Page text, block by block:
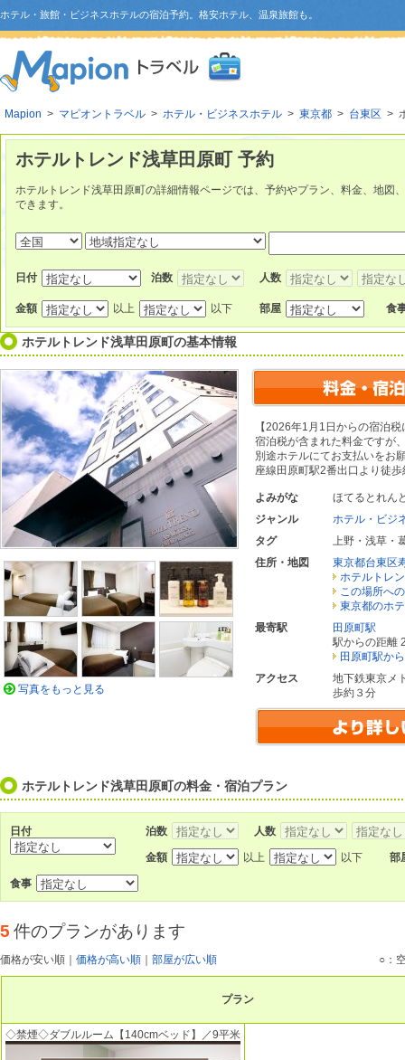
ホテル・旅館・ビジネスホテルの宿泊予約。格安ホテル、温泉旅館も。
Mapion > マピオントラベル > ホテル・ビジネスホテル > 東京都 > 台東区 >
ホテルトレンド浅草田原町 予約
ホテルトレンド浅草田原町の詳細情報ページでは、予約やプラン、料金、地図
できます。
日付 泊数 人数
金額 以上 以下 部屋 食
ホテルトレンド浅草田原町の基本情報
【2026年1月1日からの宿泊
宿泊税が含まれた料金ですが
別途ホテルにてお支払いを
座線田原町駅2番出口より徒
よみがな
ほてるとれん
ジャンル
ホテル・ビジ
タグ
上野・浅草・
住所・地図
東京都台東区
ホテルトレ
この場所へ
東京都のホ
最寄駅
田原町駅
駅からの距離
田原町駅か
アクセス
地下鉄東京メ
歩約３分
写真をもっと見る
ホテルトレンド浅草田原町の料金・宿泊プラン
日付 泊数 人数
金額 以上 以下 部
食事
5 件のプランがあります
価格が安い順 価格が高い順 部屋が広い順 ○：
プラン
◇禁煙◇ダブルルーム【140cmベッド】／9平米